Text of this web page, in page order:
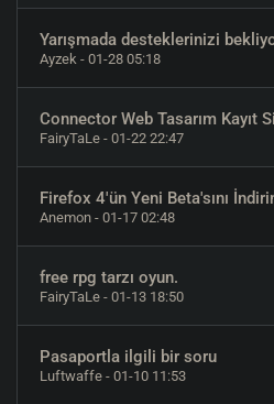
Yarışmada desteklerinizi
Ayzek - 01-28 05:18
Connector Web Tasarım Kayıt
FairyTaLe - 01-22 22:47
Firefox 4'ün Yeni Beta'sını
Anemon - 01-17 02:48
free rpg tarzı oyun.
FairyTaLe - 01-13 18:50
Pasaportla ilgili bir soru
Luftwaffe - 01-10 11:53